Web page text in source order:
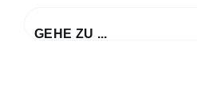
GEHE ZU ...